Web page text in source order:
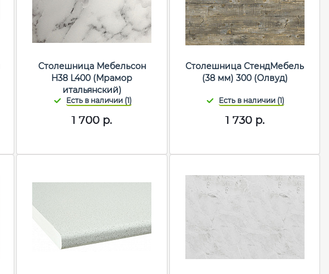
Столешница Мебельсон
H38 L400 (Мрамор
итальянский)
1 700 р.
Столешница СтендМебель
(38 мм) 300 (Олвуд)
1 730р.